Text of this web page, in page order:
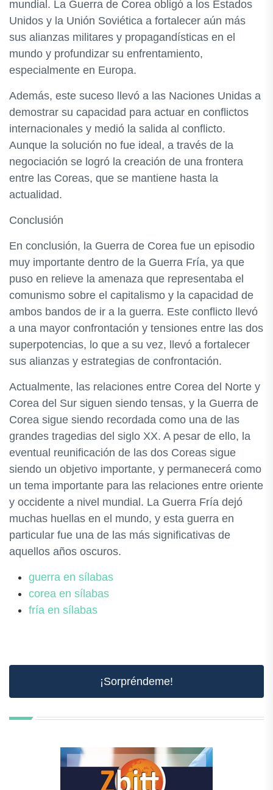
mundial. La Guerra de Corea obligó a los Estados
Unidos y la Unión Soviética a fortalecer aún más
sus alianzas militares y propagandísticas en el
mundo y profundizar su enfrentamiento,
especialmente en Europa.
Además, este suceso llevó a las Naciones Unidas a
demostrar su capacidad para actuar en conflictos
internacionales y medió la salida al conflicto.
Aunque la solución no fue ideal, a través de la
negociación se logró la creación de una frontera
entre las Coreas, que se mantiene hasta la
actualidad.
Conclusión
En conclusión, la Guerra de Corea fue un episodio
muy importante dentro de la Guerra Fría, ya que
puso en relieve la amenaza que representaba el
comunismo sobre el capitalismo y la capacidad de
ambos bandos de ir a la guerra. Este conflicto llevó
a una mayor confrontación y tensiones entre las dos
superpotencias, lo que a su vez, llevó a fortalecer
sus alianzas y estrategias de confrontación.
Actualmente, las relaciones entre Corea del Norte y
Corea del Sur siguen siendo tensas, y la Guerra de
Corea sigue siendo recordada como una de las
grandes tragedias del siglo XX. A pesar de ello, la
eventual reunificación de las dos Coreas sigue
siendo un objetivo importante, y permanecerá como
un tema importante para las relaciones entre oriente
y occidente a nivel mundial. La Guerra Fría dejó
muchas huellas en el mundo, y esta guerra en
particular fue una de las más significativas de
aquellos años oscuros.
guerra en sílabas
corea en sílabas
fría en sílabas
¡Sorpréndeme!